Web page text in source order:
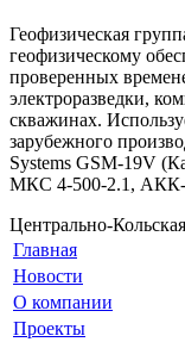
Геофизическая
геофизическому
проверенных
электроразведки,
скважинах.
зарубежного
Systems GSM-19V
МКС 4-500-2.1, АКК-
Центрально-
Главная
Новости
О компании
Проекты